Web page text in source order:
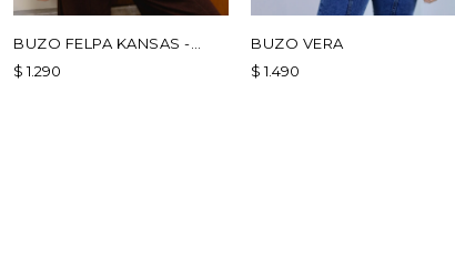
BUZO FELPA KANSAS -
BLANCO
$ 1.290
BUZO VERA
$ 1.490